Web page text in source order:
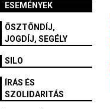
ESEMÉNYEK
ÖSZTÖNDÍJ,
JOGDÍJ, SEGÉLY
SILO
ÍRÁS ÉS
SZOLIDARITÁS